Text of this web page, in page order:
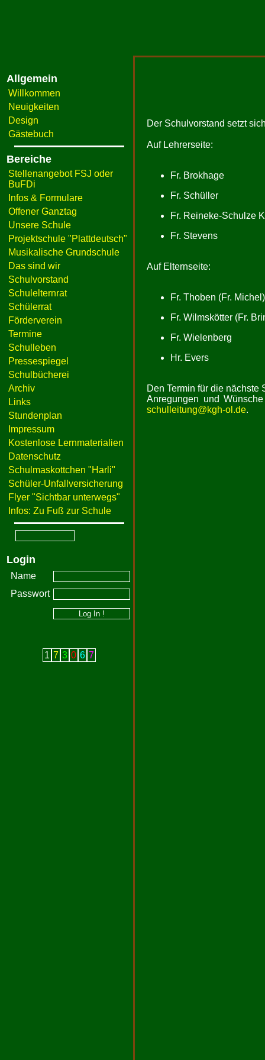
Allgemein
Willkommen
Neuigkeiten
Design
Gästebuch
Bereiche
Stellenangebot FSJ oder
BuFDi
Infos & Formulare
Offener Ganztag
Unsere Schule
Projektschule "Plattdeutsch"
Musikalische Grundschule
Das sind wir
Schulvorstand
Schulelternrat
Schülerrat
Förderverein
Termine
Schulleben
Pressespiegel
Schulbücherei
Archiv
Links
Stundenplan
Impressum
Kostenlose Lernmaterialien
Datenschutz
Schulmaskottchen "Harli"
Schüler-Unfallversicherung
Flyer "Sichtbar unterwegs"
Infos: Zu Fuß zur Schule
Login
Name
Passwort
1 7 3 0 6 7
Der Schulvorstand setzt
Auf Lehrerseite:
Fr. Brokhage
Fr. Schüller
Fr. Reineke-Schulze
Fr. Stevens
Auf Elternseite:
Fr. Thoben (Fr. Michel)
Fr. Wilmskötter (Fr.
Fr. Wielenberg
Hr. Evers
Den Termin für die nächste
Anregungen und
schulleitung@kgh-ol.de.